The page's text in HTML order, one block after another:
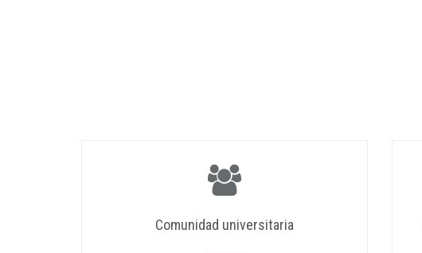
Comunidad universitaria